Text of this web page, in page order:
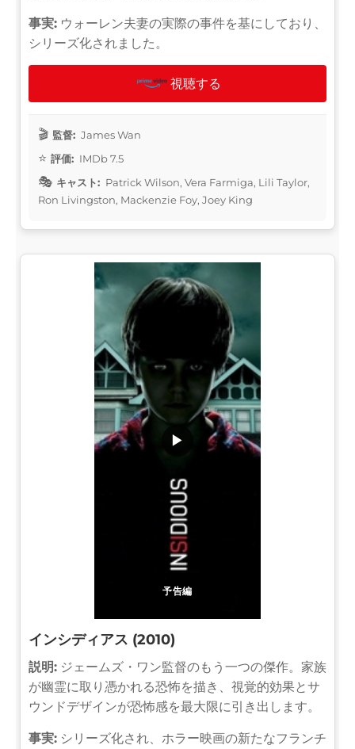
事実: ウォーレン夫妻の実際の事件を基にしており、
シリーズ化されました。
視聴する
監督: James Wan
評価: IMDb 7.5
キャスト: Patrick Wilson, Vera Farmiga, Lili Taylor,
Ron Livingston, Mackenzie Foy, Joey King
予告編
▶
インシディアス (2010)
説明: ジェームズ・ワン監督のもう一つの傑作。家族
が幽霊に取り憑かれる恐怖を描き、視覚的効果とサ
ウンドデザインが恐怖感を最大限に引き出します。
事実: シリーズ化され、ホラー映画の新たなフランチ